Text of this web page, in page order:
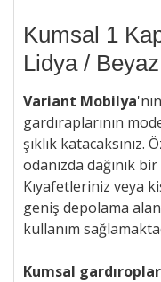
Kumsal 1
Lidya /
Variant Mobilya
gardıraplarının
şıklık katacaksınız.
odanızda dağınık
Kıyafetleriniz veya
geniş depolama
kullanım
Kumsal